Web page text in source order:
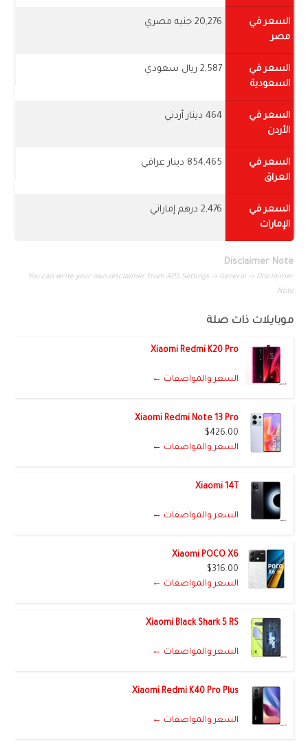
السعر في
مصر
20,276 جنيه مصري
السعر في
السعودية
2,587 ريال سعودي
السعر في
الأردن
464 دينار أردني
السعر في
العراق
854,465 دينار عراقي
السعر في
الإمارات
2,476 درهم إماراتي
Disclaimer Note
You can write your own disclaimer from APS Settings -> General -> Disclaimer
Note.
موبايلات ذات صلة
Xiaomi Redmi K20 Pro
السعر والمواصفات ←
Xiaomi Redmi Note 13 Pro
$426.00
السعر والمواصفات ←
Xiaomi 14T
السعر والمواصفات ←
Xiaomi POCO X6
$316.00
السعر والمواصفات ←
Xiaomi Black Shark 5 RS
السعر والمواصفات ←
Xiaomi Redmi K40 Pro Plus
السعر والمواصفات ←